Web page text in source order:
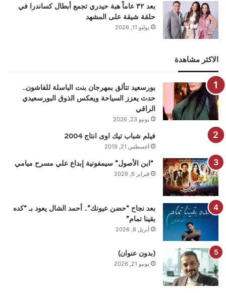
بعد ٣٢ عاماً هبة حيدري تجمع أبطال كساندرا في
حلقة شيقة على المشهد
يوليو 11, 2026
الاكثر مشاهدة
بورسعيد تتألق بمهرجان بنت الباسلة للفاشون..
حدث يعزز السياحة ويعكس الذوق البورسعيدي
الراقي
يونيو 23, 2026
فيلم شباب تيك اوى انتاج 2004
أغسطس 21, 2019
“ابن الأصول” سيمفونية إبداع علي مسرح ميامي
فبراير 6, 2026
بعد نجاح “حضن عيونك”.. أحمد الشال يعود بـ “كده
بقينا تمام”
أبريل 8, 2026
(بدون عنوان)
يونيو 21, 2026